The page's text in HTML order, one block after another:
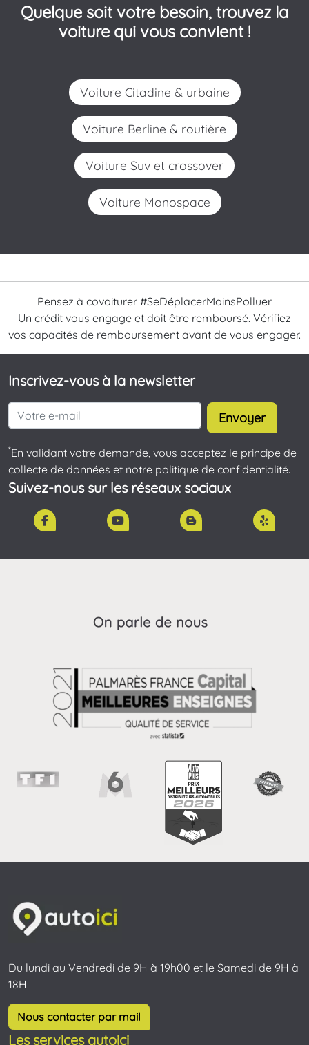
Quelque soit votre besoin, trouvez la
voiture qui vous convient !
Voiture Citadine & urbaine
Voiture Berline & routière
Voiture Suv et crossover
Voiture Monospace
Pensez à covoiturer #SeDéplacerMoinsPolluer
Un crédit vous engage et doit être remboursé. Vérifiez
vos capacités de remboursement avant de vous engager.
Inscrivez-vous à la newsletter
Envoyer
*En validant votre demande, vous acceptez le principe de
collecte de données et notre politique de confidentialité.
Suivez-nous sur les réseaux sociaux
Du lundi au Vendredi de 9H à 19h00 et le Samedi de 9H à
18H
Nous contacter par mail
Les services autoici